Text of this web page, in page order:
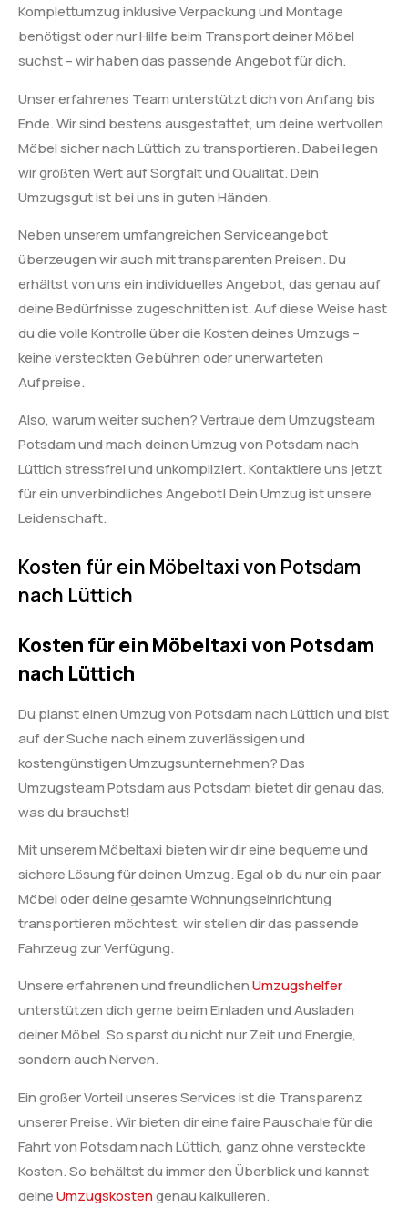
Komplettumzug inklusive Verpackung und Montage
benötigst oder nur Hilfe beim Transport deiner Möbel
suchst – wir haben das passende Angebot für dich.
Unser erfahrenes Team unterstützt dich von Anfang bis
Ende. Wir sind bestens ausgestattet, um deine wertvollen
Möbel sicher nach Lüttich zu transportieren. Dabei legen
wir größten Wert auf Sorgfalt und Qualität. Dein
Umzugsgut ist bei uns in guten Händen.
Neben unserem umfangreichen Serviceangebot
überzeugen wir auch mit transparenten Preisen. Du
erhältst von uns ein individuelles Angebot, das genau auf
deine Bedürfnisse zugeschnitten ist. Auf diese Weise hast
du die volle Kontrolle über die Kosten deines Umzugs –
keine versteckten Gebühren oder unerwarteten
Aufpreise.
Also, warum weiter suchen? Vertraue dem Umzugsteam
Potsdam und mach deinen Umzug von Potsdam nach
Lüttich stressfrei und unkompliziert. Kontaktiere uns jetzt
für ein unverbindliches Angebot! Dein Umzug ist unsere
Leidenschaft.
Kosten für ein Möbeltaxi von Potsdam
nach Lüttich
Kosten für ein Möbeltaxi von Potsdam
nach Lüttich
Du planst einen Umzug von Potsdam nach Lüttich und bist
auf der Suche nach einem zuverlässigen und
kostengünstigen Umzugsunternehmen? Das
Umzugsteam Potsdam aus Potsdam bietet dir genau das,
was du brauchst!
Mit unserem Möbeltaxi bieten wir dir eine bequeme und
sichere Lösung für deinen Umzug. Egal ob du nur ein paar
Möbel oder deine gesamte Wohnungseinrichtung
transportieren möchtest, wir stellen dir das passende
Fahrzeug zur Verfügung.
Unsere erfahrenen und freundlichenUmzugshelfer
unterstützen dich gerne beim Einladen und Ausladen
deiner Möbel. So sparst du nicht nur Zeit und Energie,
sondern auch Nerven.
Ein großer Vorteil unseres Services ist die Transparenz
unserer Preise. Wir bieten dir eine faire Pauschale für die
Fahrt von Potsdam nach Lüttich, ganz ohne versteckte
Kosten. So behältst du immer den Überblick und kannst
deineUmzugskostengenau kalkulieren.